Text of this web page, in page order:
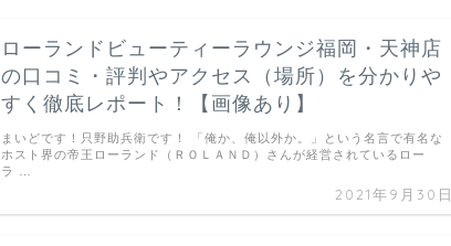
ローランドビューティーラウンジ福岡・天神店
の口コミ・評判やアクセス（場所）を分かりや
すく徹底レポート！【画像あり】
2021年9月30日
まいどです！只野助兵衛です！ 「俺か、俺以外か。」という名言で有名な
ホスト界の帝王ローランド（ＲＯＬＡＮＤ）さんが経営されているロー
ラ …